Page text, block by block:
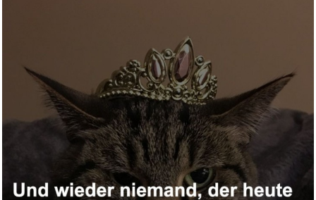
Generisch Sleepy Tücher S...
Anzeige